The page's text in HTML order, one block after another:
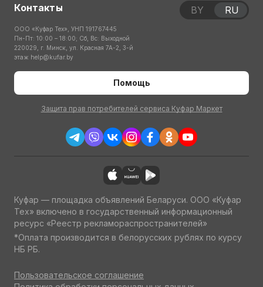
Контакты
ООО «Куфар Тех», УНП 191767445
Пн-Пт: 10:00 – 18:00; Сб, Вс: Выходной
220029, г. Минск, ул. Красная 7А-2, 3-й
этаж help@kufar.by
Помощь
Защита прав потребителей сервиса Куфар Маркет
BY RU
Куфар — площадка объявлений Беларуси. ООО «Куфар
Тех» включено в государственный информационный
ресурс «Реестр рекламораспространителей»
*Оплата производится в белорусских рублях по курсу
НБ РБ.
Пользовательское соглашение